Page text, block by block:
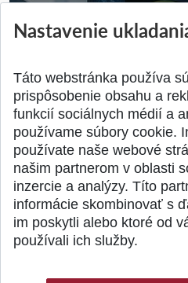
Europe na posilnenie
SPÄŤ
Nastavenie
Táto webstránka používa
prispôsobenie obsahu a
funkcií sociálnych médií a
používame súbory cookie.
používate naše webové
našim partnerom v oblasti
inzercie a analýzy. Títo
informácie skombinovať s
im poskytli alebo ktoré od
používali ich služby.